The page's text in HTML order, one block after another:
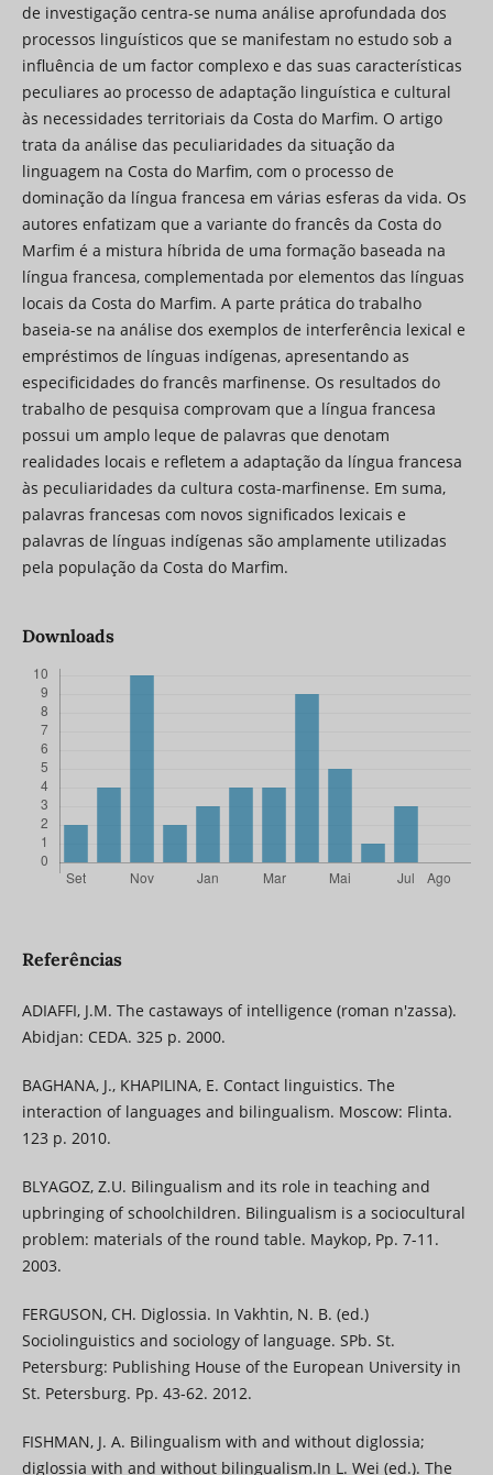
de investigação centra-se numa análise aprofundada dos
processos linguísticos que se manifestam no estudo sob a
influência de um factor complexo e das suas características
peculiares ao processo de adaptação linguística e cultural
às necessidades territoriais da Costa do Marfim. O artigo
trata da análise das peculiaridades da situação da
linguagem na Costa do Marfim, com o processo de
dominação da língua francesa em várias esferas da vida. Os
autores enfatizam que a variante do francês da Costa do
Marfim é a mistura híbrida de uma formação baseada na
língua francesa, complementada por elementos das línguas
locais da Costa do Marfim. A parte prática do trabalho
baseia-se na análise dos exemplos de interferência lexical e
empréstimos de línguas indígenas, apresentando as
especificidades do francês marfinense. Os resultados do
trabalho de pesquisa comprovam que a língua francesa
possui um amplo leque de palavras que denotam
realidades locais e refletem a adaptação da língua francesa
às peculiaridades da cultura costa-marfinense. Em suma,
palavras francesas com novos significados lexicais e
palavras de línguas indígenas são amplamente utilizadas
pela população da Costa do Marfim.
Downloads
Referências
ADIAFFI, J.M. The castaways of intelligence (roman n'zassa).
Abidjan: CEDA. 325 p. 2000.
BAGHANA, J., KHAPILINA, E. Contact linguistics. The
interaction of languages and bilingualism. Moscow: Flinta.
123 p. 2010.
BLYAGOZ, Z.U. Bilingualism and its role in teaching and
upbringing of schoolchildren. Bilingualism is a sociocultural
problem: materials of the round table. Maykop, Pp. 7-11.
2003.
FERGUSON, CH. Diglossia. In Vakhtin, N. B. (ed.)
Sociolinguistics and sociology of language. SPb. St.
Petersburg: Publishing House of the European University in
St. Petersburg. Pp. 43-62. 2012.
FISHMAN, J. A. Bilingualism with and without diglossia;
diglossia with and without bilingualism.In L. Wei (ed.). The